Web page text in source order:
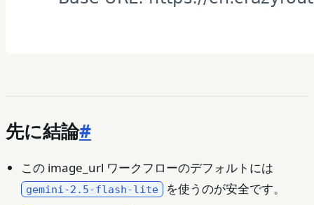
先に結論#
この image_url ワークフローのデフォルトには
gemini-2.5-flash-lite を使うのが安全です。